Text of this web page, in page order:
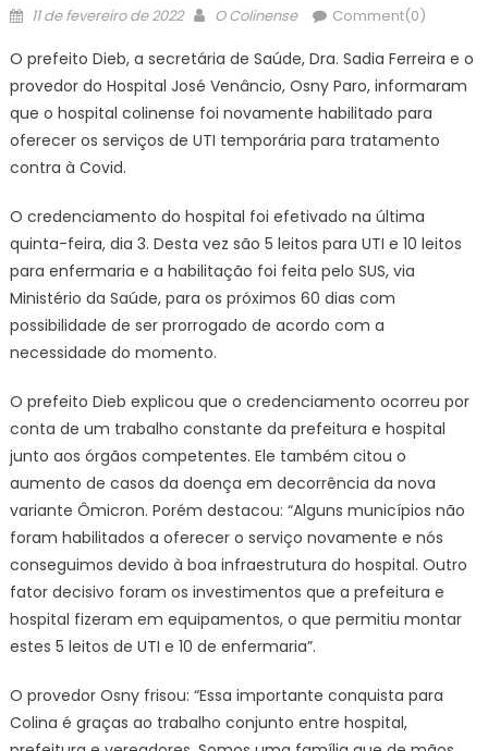
Posted
11 de fevereiro de 2022 Author
O Colinense Comment(0)
O prefeito Dieb, a secretária de Saúde, Dra. Sadia Ferreira e o
provedor do Hospital José Venâncio, Osny Paro, informaram
que o hospital colinense foi novamente habilitado para
oferecer os serviços de UTI temporária para tratamento
contra à Covid.
O credenciamento do hospital foi efetivado na última
quinta-feira, dia 3. Desta vez são 5 leitos para UTI e 10 leitos
para enfermaria e a habilitação foi feita pelo SUS, via
Ministério da Saúde, para os próximos 60 dias com
possibilidade de ser prorrogado de acordo com a
necessidade do momento.
O prefeito Dieb explicou que o credenciamento ocorreu por
conta de um trabalho constante da prefeitura e hospital
junto aos órgãos competentes. Ele também citou o
aumento de casos da doença em decorrência da nova
variante Ômicron. Porém destacou: “Alguns municípios não
foram habilitados a oferecer o serviço novamente e nós
conseguimos devido à boa infraestrutura do hospital. Outro
fator decisivo foram os investimentos que a prefeitura e
hospital fizeram em equipamentos, o que permitiu montar
estes 5 leitos de UTI e 10 de enfermaria”.
O provedor Osny frisou: “Essa importante conquista para
Colina é graças ao trabalho conjunto entre hospital,